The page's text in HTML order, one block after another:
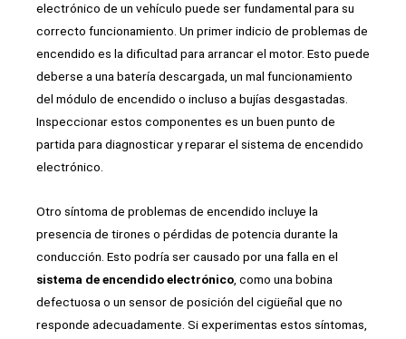
electrónico de un vehículo puede ser fundamental para su
correcto funcionamiento. Un primer indicio de problemas de
encendido es la dificultad para arrancar el motor. Esto puede
deberse a una batería descargada, un mal funcionamiento
del módulo de encendido o incluso a bujías desgastadas.
Inspeccionar estos componentes es un buen punto de
partida para diagnosticar y reparar el sistema de encendido
electrónico.
Otro síntoma de problemas de encendido incluye la
presencia de tirones o pérdidas de potencia durante la
conducción. Esto podría ser causado por una falla en el
sistema de encendido electrónico, como una bobina
defectuosa o un sensor de posición del cigüeñal que no
responde adecuadamente. Si experimentas estos síntomas,